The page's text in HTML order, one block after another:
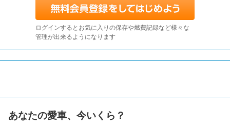
ログインするとお気に入りの保存や燃費記録など様々な
管理が出来るようになります
あなたの愛車、今いくら？